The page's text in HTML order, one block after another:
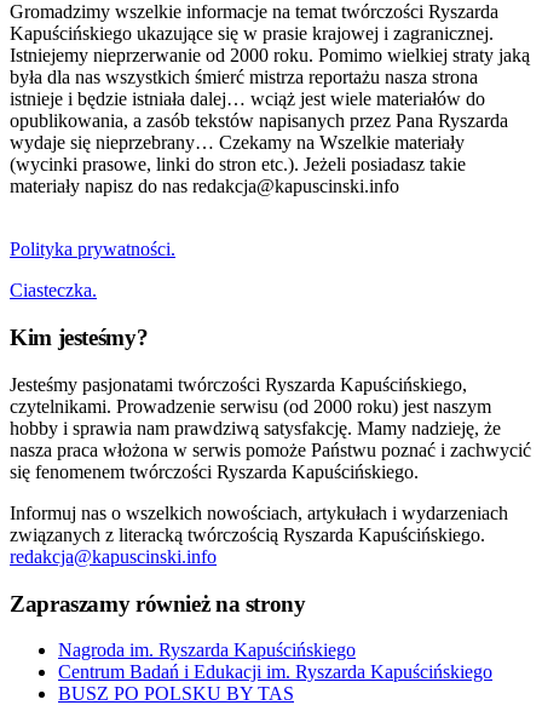
Gromadzimy wszelkie informacje na temat twórczości Ryszarda
Kapuścińskiego ukazujące się w prasie krajowej i zagranicznej.
Istniejemy nieprzerwanie od 2000 roku. Pomimo wielkiej straty jaką
była dla nas wszystkich śmierć mistrza reportażu nasza strona
istnieje i będzie istniała dalej… wciąż jest wiele materiałów do
opublikowania, a zasób tekstów napisanych przez Pana Ryszarda
wydaje się nieprzebrany… Czekamy na Wszelkie materiały
(wycinki prasowe, linki do stron etc.). Jeżeli posiadasz takie
materiały napisz do nas redakcja@kapuscinski.info
Polityka prywatności.
Ciasteczka.
Kim jesteśmy?
Jesteśmy pasjonatami twórczości Ryszarda Kapuścińskiego,
czytelnikami. Prowadzenie serwisu (od 2000 roku) jest naszym
hobby i sprawia nam prawdziwą satysfakcję. Mamy nadzieję, że
nasza praca włożona w serwis pomoże Państwu poznać i zachwycić
się fenomenem twórczości Ryszarda Kapuścińskiego.
Informuj nas o wszelkich nowościach, artykułach i wydarzeniach
związanych z literacką twórczością Ryszarda Kapuścińskiego.
redakcja@kapuscinski.info
Zapraszamy również na strony
Nagroda im. Ryszarda Kapuścińskiego
Centrum Badań i Edukacji im. Ryszarda Kapuścińskiego
BUSZ PO POLSKU BY TAS